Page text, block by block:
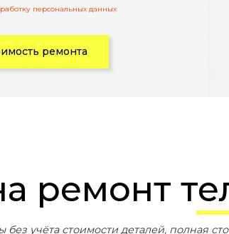
персональных данных
ремонта
ремонт
без учёта стоимости деталей, полная